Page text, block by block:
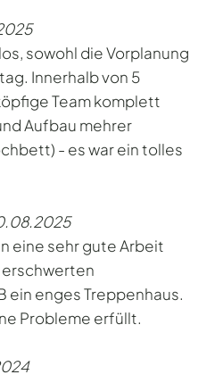
sowohl die Vorplanung
Innerhalb von 5
Team komplett
Aufbau mehrer
- es war ein tolles
eine sehr gute Arbeit
ein enges Treppenhaus.
Probleme erfüllt.